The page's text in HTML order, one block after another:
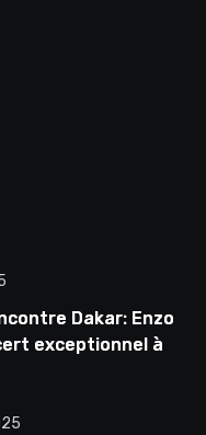
Dakar: Enzo
exceptionnel à